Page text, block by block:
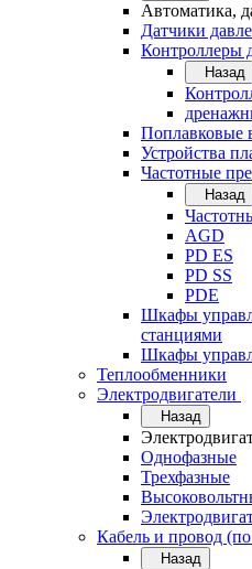
Автоматика,
Датчики
Контроллеры
Назад
Поплавковые
Устройства
Частотные
Назад
AGD
PD ES
PD SS
PDE
Шкафы
станциями
Шкафы
Теплообменники
Электродвигатели
Назад
Однофазные
Трехфазные
Кабель и провод
Назад